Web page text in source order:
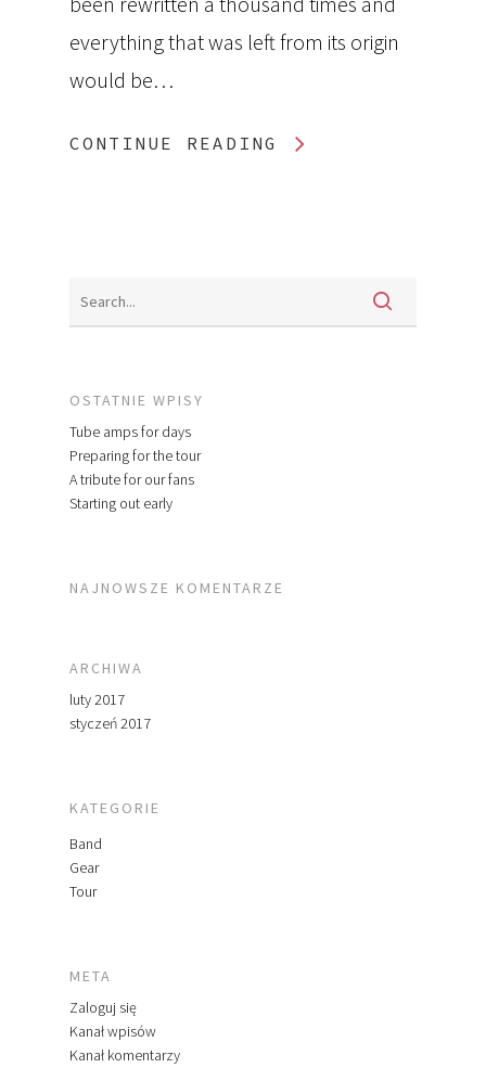
everything that was left from its origin
would be…
CONTINUE READING
OSTATNIE WPISY
Tube amps for days
Preparing for the tour
A tribute for our fans
Starting out early
NAJNOWSZE KOMENTARZE
ARCHIWA
luty 2017
styczeń 2017
KATEGORIE
Band
Gear
Tour
META
Zaloguj się
Kanał wpisów
Kanał komentarzy